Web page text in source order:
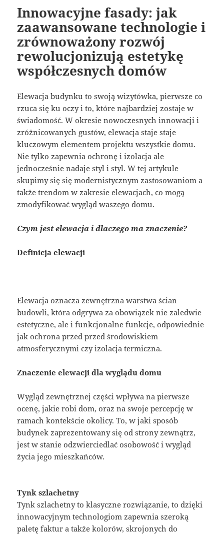
Innowacyjne fasady: jak
zaawansowane technologie i
zrównoważony rozwój
rewolucjonizują estetykę
współczesnych domów
Elewacja budynku to swoją wizytówka, pierwsze co
rzuca się ku oczy i to, które najbardziej zostaje w
świadomość. W okresie nowoczesnych innowacji i
zróżnicowanych gustów, elewacja staje staje
kluczowym elementem projektu wszystkie domu.
Nie tylko zapewnia ochronę i izolacja ale
jednocześnie nadaje styl i styl. W tej artykule
skupimy się się modernistycznym zastosowaniom a
także trendom w zakresie elewacjach, co mogą
zmodyfikować wygląd waszego domu.
Czym jest elewacja i dlaczego ma znaczenie?
Definicja elewacji
Elewacja oznacza zewnętrzna warstwa ścian
budowli, która odgrywa za obowiązek nie zaledwie
estetyczne, ale i funkcjonalne funkcje, odpowiednie
jak ochrona przed przed środowiskiem
atmosferycznymi czy izolacja termiczna.
Znaczenie elewacji dla wyglądu domu
Wygląd zewnętrznej części wpływa na pierwsze
ocenę, jakie robi dom, oraz na swoje percepcję w
ramach kontekście okolicy. To, w jaki sposób
budynek zaprezentowany się od strony zewnątrz,
jest w stanie odzwierciedlać osobowość i wygląd
życia jego mieszkańców.
Tynk szlachetny
Tynk szlachetny to klasyczne rozwiązanie, to dzięki
innowacyjnym technologiom zapewnia szeroką
paletę faktur a także kolorów, skrojonych do